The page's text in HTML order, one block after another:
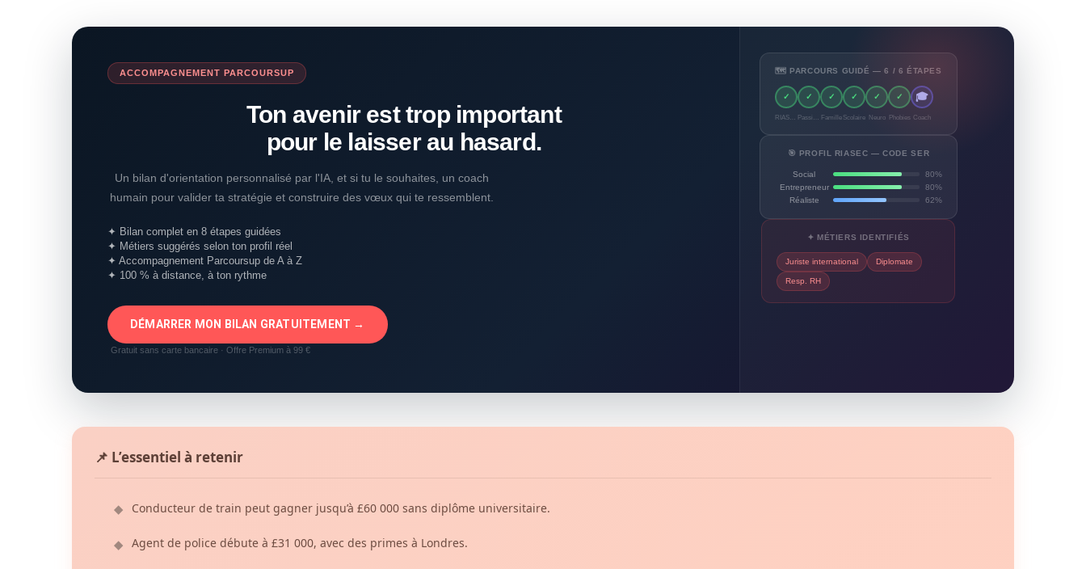
ACCOMPAGNEMENT PARCOURSUP
Ton avenir est trop important
pour le laisser au hasard.
Un bilan d'orientation personnalisé par l'IA, et si tu le souhaites, un coach
humain pour valider ta stratégie et construire des vœux qui te ressemblent.
✦ Bilan complet en 8 étapes guidées
✦ Métiers suggérés selon ton profil réel
✦ Accompagnement Parcoursup de A à Z
✦ 100 % à distance, à ton rythme
DÉMARRER MON BILAN GRATUITEMENT →
Gratuit sans carte bancaire · Offre Premium à 99 €
🗺️ PARCOURS GUIDÉ — 6 / 6 ÉTAPES
✓ ✓ ✓ ✓ ✓ ✓ 🎓
Famille Scolaire Neuro Phobies Coach
🎯 PROFIL RIASEC — CODE SER
Social
80%
Entrepreneur
80%
Réaliste
62%
✦ MÉTIERS IDENTIFIÉS
Juriste international Diplomate
Resp. RH
📌 L’essentiel à retenir
◆ Conducteur de train peut gagner jusqu’à £60 000 sans diplôme universitaire.
◆ Agent de police débute à £31 000, avec des primes à Londres.